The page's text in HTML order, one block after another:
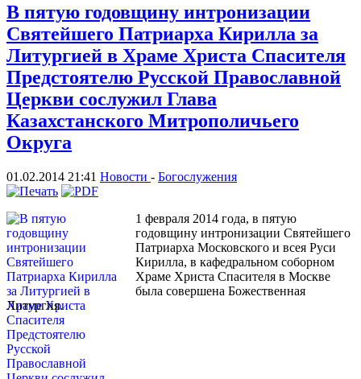
В пятую годовщину интронизации
Святейшего Патриарха Кирилла за
Литургией в Храме Христа Спасителя
Предстоятелю Русской Православной
Церкви сослужил Глава
Казахстанского Митрополичьего
Округа
01.02.2014 21:41 Новости - Богослужения
1 февраля 2014 года, в пятую
годовщину интронизации Святейшего
Патриарха Московского и всея Руси
Кирилла, в кафедральном соборном
Храме Христа Спасителя в Москве
была совершена Божественная
Литургия.